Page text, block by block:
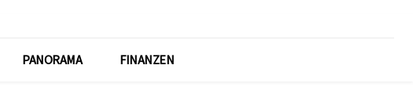
PANORAMA FINANZEN